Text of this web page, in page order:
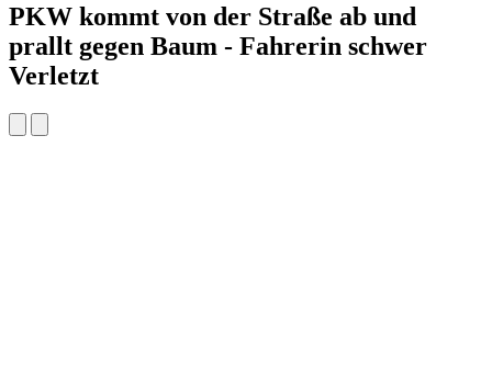
PKW kommt von der Straße ab und
prallt gegen Baum - Fahrerin schwer
Verletzt